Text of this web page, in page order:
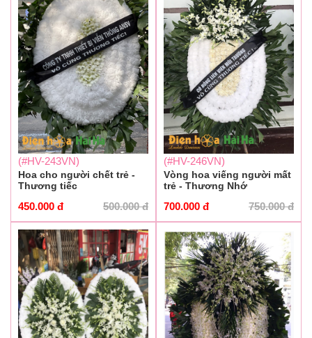
(#HV-243VN)
Hoa cho người chết trẻ -
Thương tiếc
500.000đ
450.000 đ
(#HV-246VN)
Vòng hoa viếng người mất
trẻ - Thương Nhớ
750.000đ
700.000 đ